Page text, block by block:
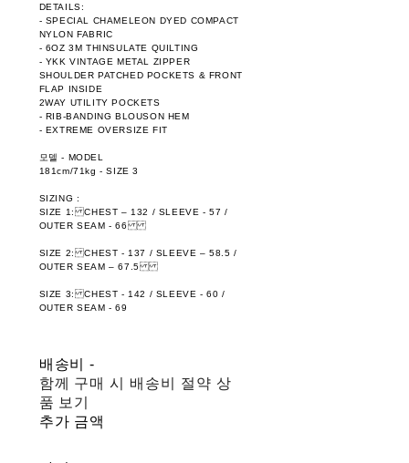
DETAILS:
- SPECIAL CHAMELEON DYED COMPACT
NYLON FABRIC
- 6OZ 3M THINSULATE QUILTING
- YKK VINTAGE METAL ZIPPER
SHOULDER PATCHED POCKETS & FRONT
FLAP INSIDE
2WAY UTILITY POCKETS
- RIB-BANDING BLOUSON HEM
- EXTREME OVERSIZE FIT
모델 - MODEL
181cm/71kg - SIZE 3
SIZING :
SIZE 1: CHEST – 132 / SLEEVE - 57 /
OUTER SEAM - 66
SIZE 2: CHEST - 137 / SLEEVE – 58.5 /
OUTER SEAM – 67.5
SIZE 3: CHEST - 142 / SLEEVE - 60 /
OUTER SEAM - 69
배송비-
함께 구매 시 배송비 절약 상
품 보기
추가 금액